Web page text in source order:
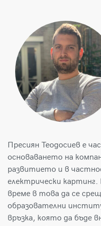
Пресиян Теодосиев е
основаването на
развитието и в
електрически картинг.
време в това да се
образователни
връзка, която да бъде